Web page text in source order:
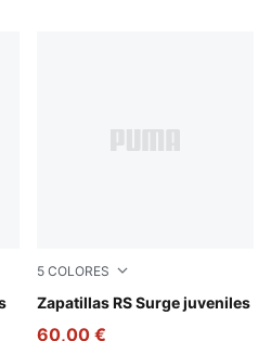
PUMA White
5 COLORES
Zapatillas RS Surge juveniles
PUMA Black-Smokey Gray
60,00 €